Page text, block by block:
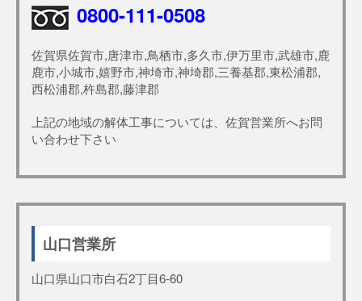
0800-111-0508
佐賀県佐賀市,唐津市,鳥栖市,多久市,伊万里市,武雄市,鹿
鹿市,小城市,嬉野市,神埼市,神埼郡,三養基郡,東松浦郡,
西松浦郡,杵島郡,藤津郡
上記の地域の解体工事については、佐賀営業所へお問
い合わせ下さい
山口営業所
山口県山口市白石2丁目6-60